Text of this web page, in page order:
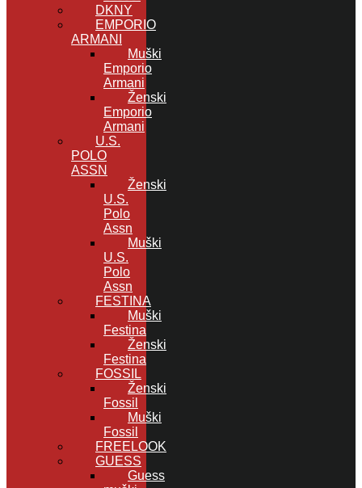
DKNY
EMPORIO
ARMANI
Muški
Emporio
Armani
Ženski
Emporio
Armani
U.S.
POLO
ASSN
Ženski
U.S.
Polo
Assn
Muški
U.S.
Polo
Assn
FESTINA
Muški
Festina
Ženski
Festina
FOSSIL
Ženski
Fossil
Muški
Fossil
FREELOOK
GUESS
Guess